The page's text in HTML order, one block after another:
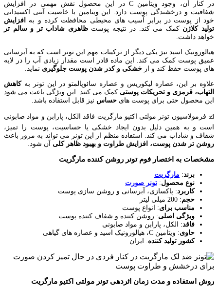
در کنار آن، وجود ویتامین C در این محصول نقش مهمی در افزایش
شفافیت و درخشندگی پوست دارد. این ویتامین با خاصیت آنتی اکسیدانی
خود از پوست در برابر آسیب های محیطی محافظت کرده و به
افزایش
تولید کلاژن کمک می کند. در نتیجه پوستظاهری شاداب تر و سالم تر
خواهد داشت.
هیالورونیک اسید نیز یکی دیگر از ترکیبات مهم این تونر است که به آبرسانی
عمیق پوست کمک می کند. این ماده قادر است مقدار زیادی آب را در لایه
های پوست حفظ کند و از خشکی و کدر شدن پوست جلوگیری نماید.
علاوه بر این، عصاره لیکوریس و عصاره سائوپالمتو در این تونر بهکاهش
التهاب، قرمزی و تحریکات پوستی کمک می کنند. این ویژگی باعث می شود
این محصول حتی برای پوست های حساس نیز قابل استفاده باشد.
☑️ فرمولاسیون تونر مولتی اکتیو مارگریت فاقد الکل، پارابن و مواد صابونی
است و به همین دلیل بدون ایجاد خشکی یا حساسیت، پوست را تمیز،
شفاف و شاداب می کند. استفاده منظم از این تونر می تواند به مرور باعث
روشن تر شدن پوست، افزایش طراوت و بهبود ظاهر کلی آن شود.
مشخصات به اختصار فوم تونر روشن کننده مارگریت
برند: مارگریت
نوع محصول: تونر صورت
کاربرد: پاکسازی، آبرسانی و روشن سازی پوست
حجم: 200 میلی لیتر
مناسب برای: انواع پوست
ویژگی اصلی: روشن کننده و شفاف کننده پوست
فاقد: الکل، پارابن و مواد صابونی
حاوی: ویتامین C، هیالورونیک اسید و عصاره های گیاهی
کشور تولید کننده: ایران
روش استفاده و مدت زمان اثردهی تونر مولتی اکتیو مارگریت